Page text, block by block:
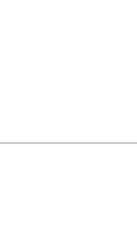
хіт: салат
та Україна